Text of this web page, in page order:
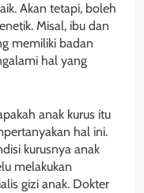
Akan tetapi, boleh
Misal, ibu dan
memiliki badan
hal yang
anak kurus itu
hal ini.
kurusnya anak
melakukan
gizi anak. Dokter